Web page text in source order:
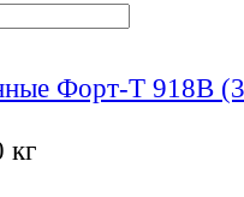
Форт-Т 918В
кг